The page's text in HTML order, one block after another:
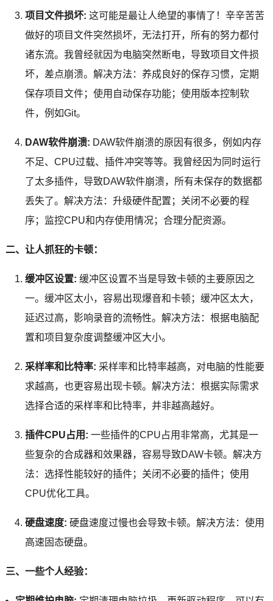
项目文件损坏: 这可能是最让人绝望的事情了！辛辛苦苦
做好的项目文件突然损坏，无法打开，所有的努力都付
诸东流。我曾经就因为电脑突然断电，导致项目文件损
坏，差点崩溃。解决方法：养成良好的保存习惯，定期
保存项目文件；使用自动保存功能；使用版本控制软
件，例如Git。
DAW软件崩溃: DAW软件崩溃的原因有很多，例如内存
不足、CPU过载、插件冲突等等。我曾经因为同时运行
了太多插件，导致DAW软件崩溃，所有未保存的数据都
丢失了。解决方法：升级硬件配置；关闭不必要的程
序；监控CPU和内存使用情况；合理分配资源。
二、让人抓狂的卡顿：
缓冲区设置: 缓冲区设置不当是导致卡顿的主要原因之
一。缓冲区太小，容易出现爆音和卡顿；缓冲区太大，
延迟过高，影响录音的流畅性。解决方法：根据电脑配
置和项目复杂度调整缓冲区大小。
采样率和比特率: 采样率和比特率越高，对电脑的性能要
求越高，也更容易出现卡顿。解决方法：根据实际需求
选择合适的采样率和比特率，并非越高越好。
插件CPU占用: 一些插件的CPU占用非常高，尤其是一
些复杂的合成器和效果器，容易导致DAW卡顿。解决方
法：选择性能较好的插件；关闭不必要的插件；使用
CPU优化工具。
硬盘速度: 硬盘速度过慢也会导致卡顿。解决方法：使用
高速固态硬盘。
三、一些个人经验：